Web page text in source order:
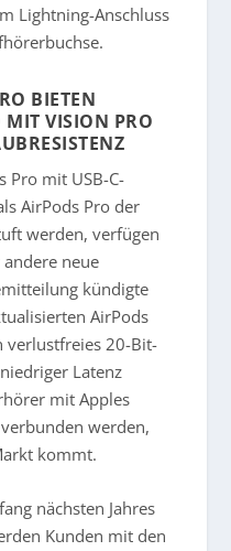
Lightning-Anschluss
BIETEN
MIT VISION PRO
Pro mit USB-C-
AirPods Pro der
werden, verfügen
neue
kündigte
AirPods
verlustfreies 20-Bit-
Latenz
mit Apples
werden,
kommt.
nächsten Jahres
Kunden mit den